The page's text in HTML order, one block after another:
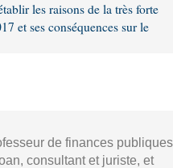
les raisons de la très forte
et ses conséquences sur le
de finances publiques
consultant et juriste, et